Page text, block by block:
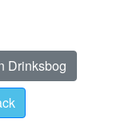
Drinksbog